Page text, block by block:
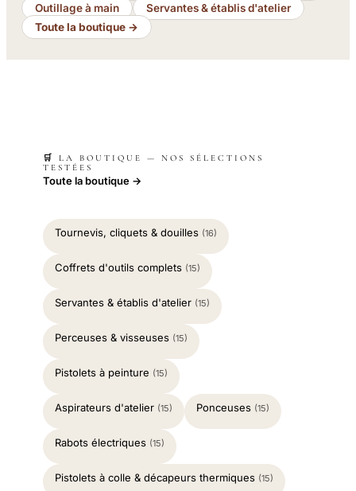
Outillage à main
Servantes & établis d'atelier
Toute la boutique →
🛒 LA BOUTIQUE — NOS SÉLECTIONS
TESTÉES
Toute la boutique →
Tournevis, cliquets & douilles (16)
Coffrets d'outils complets (15)
Servantes & établis d'atelier (15)
Perceuses & visseuses (15)
Pistolets à peinture (15)
Aspirateurs d'atelier (15) Ponceuses (15)
Rabots électriques (15)
Pistolets à colle & décapeurs thermiques (15)